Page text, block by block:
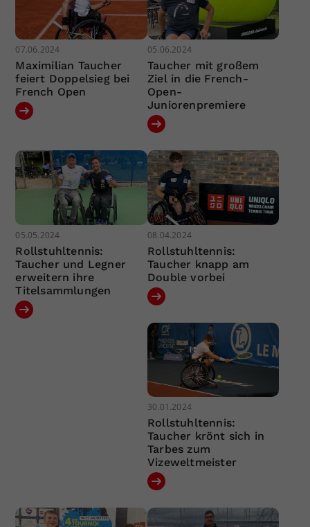
07.06.2024
Maximilian Taucher
feiert Doppelsieg bei
French Open
05.06.2024
Taucher mit großem
Ziel in die French-
Open-
Juniorenpremiere
05.05.2024
Rollstuhltennis:
Taucher und Legner
erweitern ihre
Titelsammlungen
08.04.2024
Rollstuhltennis:
Taucher knapp am
Double vorbei
30.01.2024
Rollstuhltennis:
Taucher krönt sich in
Tarbes zum
Vizeweltmeister